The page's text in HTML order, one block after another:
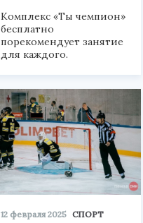
Комплекс «Ты чемпион»
бесплатно
порекомендует занятие
для каждого.
12 февраля 2025 СПОРТ